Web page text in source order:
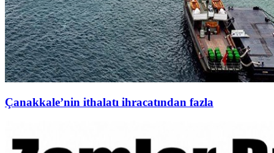
Çanakkale’nin ithalatı ihracatından fazla